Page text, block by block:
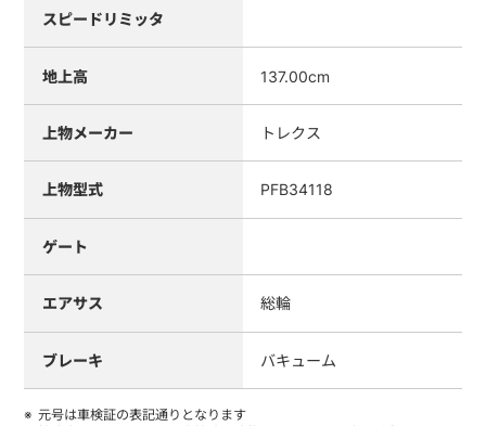
スピードリミッタ
地上高 137.00cm
上物メーカー トレクス
上物型式 PFB34118
ゲート
エアサス 総輪
ブレーキ バキューム
元号は車検証の表記通りとなります